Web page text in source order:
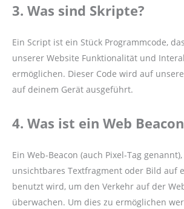
3. Was sind Skripte?
Ein Script ist ein Stück Programmcode,
unserer Website Funktionalität und
ermöglichen. Dieser Code wird auf
auf deinem Gerät ausgeführt.
4. Was ist ein Web
Ein Web-Beacon (auch Pixel-Tag
unsichtbares Textfragment oder Bild auf
benutzt wird, um den Verkehr auf der
überwachen. Um dies zu ermöglichen